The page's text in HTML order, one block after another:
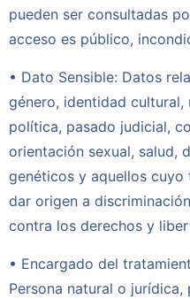
pueden ser consultadas
acceso es público,
• Dato Sensible: Datos
género, identidad
política, pasado judicial,
orientación sexual, salud,
genéticos y aquellos
dar origen a
contra los derechos y
• Encargado del
Persona natural o